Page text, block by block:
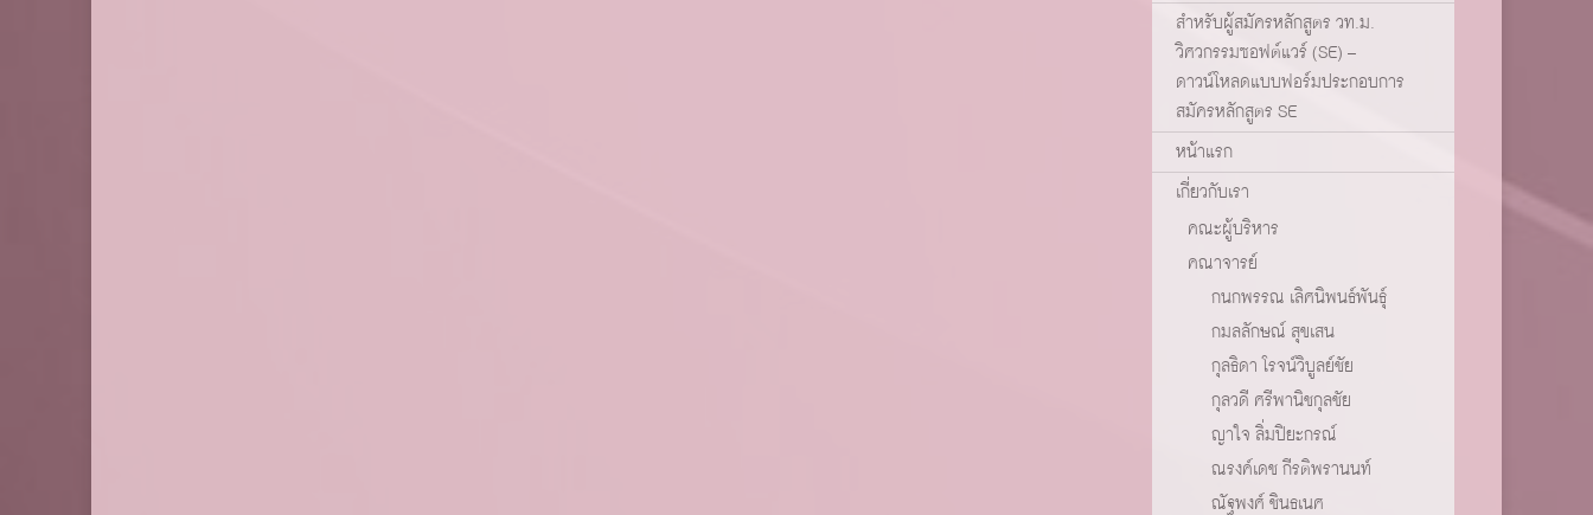
สำหรับผู้สมัครหลักสูตร วท.ม.
วิศวกรรมซอฟต์แวร์ (SE) –
ดาวน์โหลดแบบฟอร์มประกอบการ
สมัครหลักสูตร SE
หน้าแรก
เกี่ยวกับเรา
คณะผู้บริหาร
คณาจารย์
กนกพรรณ เลิศนิพนธ์พันธุ์
กมลลักษณ์ สุขเสน
กุลธิดา โรจน์วิบูลย์ชัย
กุลวดี ศรีพานิชกุลชัย
ญาใจ ลิ่มปิยะกรณ์
ณรงค์เดช กีรติพรานนท์
ณัฐพงศ์ ชินธเนศ